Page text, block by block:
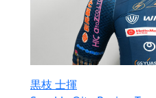
黒枝 士揮